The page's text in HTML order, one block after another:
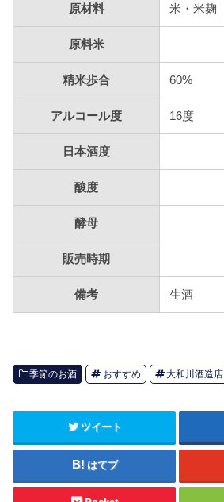
原材料 米・米麹
原料米
精米歩合 60%
アルコール度 16度
日本酒度
酸度
酵母
販売時期
備考 生酒
季節のお酒 おすすめ 大和川酒造店
ツイート
はてブ